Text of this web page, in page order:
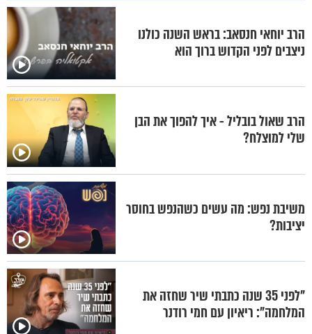
הרב יוחאי חנסאב: בראש השנה כולנו
ניצבים לפני הקדוש ברוך הוא
הרב שאול בובליל - איך להפוך את הבן
שלי למוצלח?
משיבת נפש: מה עשים כשהנפש בחוסר
יציבות?
"לפני 35 שנה כתבתי שיר שחזה את
המלחמה": ריאיון עם חמי רודנר